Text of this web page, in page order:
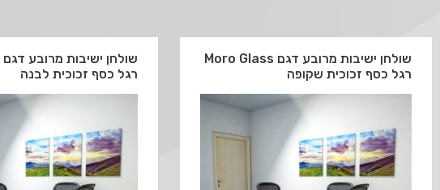
שולחן ישיבות מרובע דגם Moro Glass
רגל כסף זכוכית שקופה
רגל כסף זכוכית לבנה